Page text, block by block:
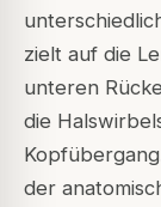
zielt auf die
unteren
die
der